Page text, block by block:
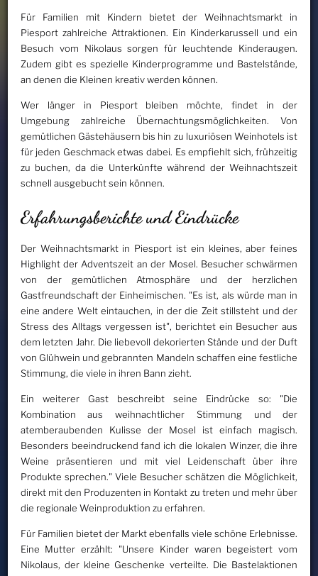
Für Familien mit Kindern bietet der Weihnachtsmarkt in
Piesport zahlreiche Attraktionen. Ein Kinderkarussell und ein
Besuch vom Nikolaus sorgen für leuchtende Kinderaugen.
Zudem gibt es spezielle Kinderprogramme und Bastelstände,
an denen die Kleinen kreativ werden können.
Wer länger in Piesport bleiben möchte, findet in der
Umgebung zahlreiche Übernachtungsmöglichkeiten. Von
gemütlichen Gästehäusern bis hin zu luxuriösen Weinhotels ist
für jeden Geschmack etwas dabei. Es empfiehlt sich, frühzeitig
zu buchen, da die Unterkünfte während der Weihnachtszeit
schnell ausgebucht sein können.
Erfahrungsberichte und Eindrücke
Der Weihnachtsmarkt in Piesport ist ein kleines, aber feines
Highlight der Adventszeit an der Mosel. Besucher schwärmen
von der gemütlichen Atmosphäre und der herzlichen
Gastfreundschaft der Einheimischen. "Es ist, als würde man in
eine andere Welt eintauchen, in der die Zeit stillsteht und der
Stress des Alltags vergessen ist", berichtet ein Besucher aus
dem letzten Jahr. Die liebevoll dekorierten Stände und der Duft
von Glühwein und gebrannten Mandeln schaffen eine festliche
Stimmung, die viele in ihren Bann zieht.
Ein weiterer Gast beschreibt seine Eindrücke so: "Die
Kombination aus weihnachtlicher Stimmung und der
atemberaubenden Kulisse der Mosel ist einfach magisch.
Besonders beeindruckend fand ich die lokalen Winzer, die ihre
Weine präsentieren und mit viel Leidenschaft über ihre
Produkte sprechen." Viele Besucher schätzen die Möglichkeit,
direkt mit den Produzenten in Kontakt zu treten und mehr über
die regionale Weinproduktion zu erfahren.
Für Familien bietet der Markt ebenfalls viele schöne Erlebnisse.
Eine Mutter erzählt: "Unsere Kinder waren begeistert vom
Nikolaus, der kleine Geschenke verteilte. Die Bastelaktionen